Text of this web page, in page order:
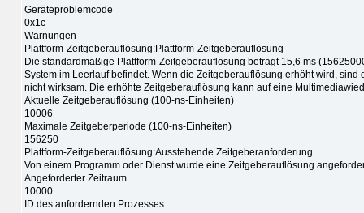
Geräteproblemcode
0x1c
Warnungen
Plattform-Zeitgeberauflösung:Plattform-Zeitgeberauflösung
Die standardmäßige Plattform-Zeitgeberauflösung beträgt 15,6 ms
System im Leerlauf befindet. Wenn die Zeitgeberauflösung erhöht wird,
nicht wirksam. Die erhöhte Zeitgeberauflösung kann auf eine
Aktuelle Zeitgeberauflösung (100-ns-Einheiten)
10006
Maximale Zeitgeberperiode (100-ns-Einheiten)
156250
Plattform-Zeitgeberauflösung:Ausstehende Zeitgeberanforderung
Von einem Programm oder Dienst wurde eine Zeitgeberauflösung
Angeforderter Zeitraum
10000
ID des anfordernden Prozesses